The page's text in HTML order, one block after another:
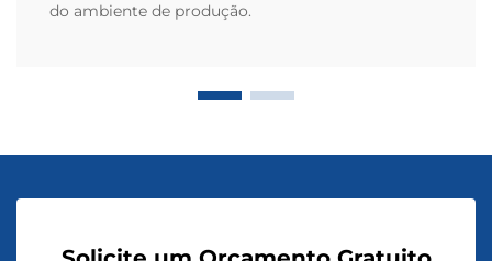
do ambiente de produção.